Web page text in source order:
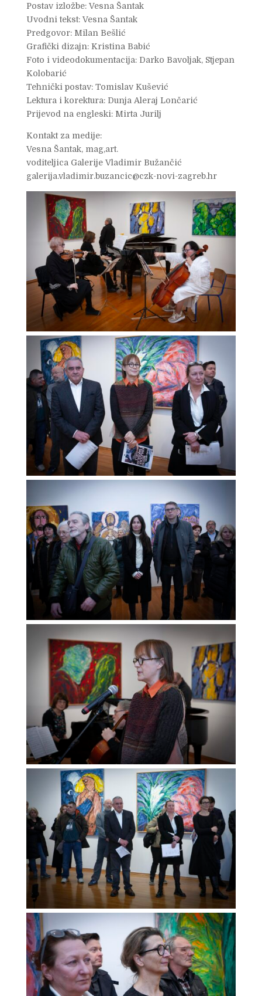
Postav izložbe: Vesna Šantak
Uvodni tekst: Vesna Šantak
Predgovor: Milan Bešlić
Grafički dizajn: Kristina Babić
Foto i videodokumentacija: Darko Bavoljak, Stjepan
Kolobarić
Tehnički postav: Tomislav Kušević
Lektura i korektura: Dunja Aleraj Lončarić
Prijevod na engleski: Mirta Jurilj
Kontakt za medije:
Vesna Šantak, mag,art.
voditeljica Galerije Vladimir Bužančić
galerija.vladimir.buzancic@czk-novi-zagreb.hr